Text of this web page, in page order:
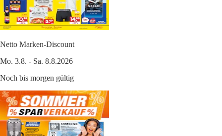
Netto Marken-Discount
Mo. 3.8. - Sa. 8.8.2026
Noch bis morgen gültig